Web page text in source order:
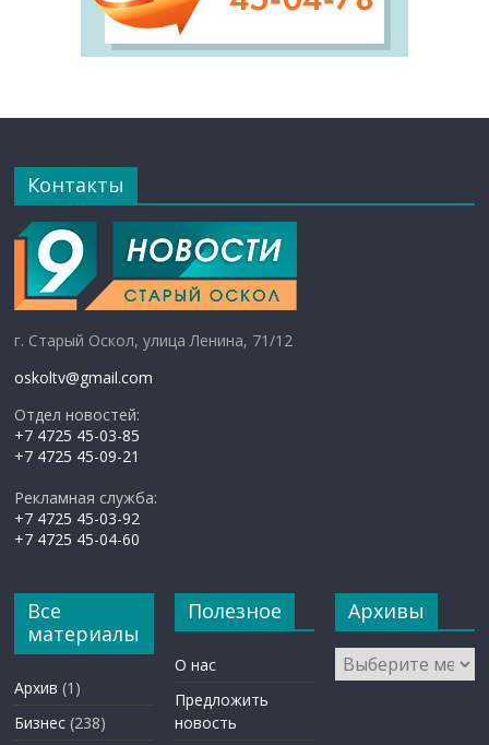
Контакты
г. Старый Оскол, улица Ленина, 71/12
oskoltv@gmail.com
Отдел новостей:
+7 4725 45-03-85
+7 4725 45-09-21
Рекламная служба:
+7 4725 45-03-92
+7 4725 45-04-60
Все
материалы
Архив (1)
Бизнес (238)
Полезное
О нас
Предложить
новость
Архивы
Архивы